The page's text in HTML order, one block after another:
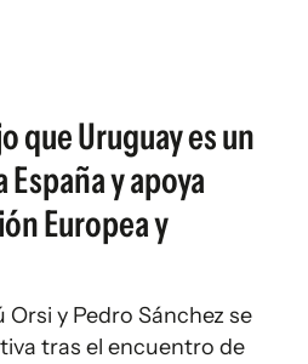
que Uruguay es un
y apoya
Europea y
y Pedro Sánchez se
tras el encuentro de